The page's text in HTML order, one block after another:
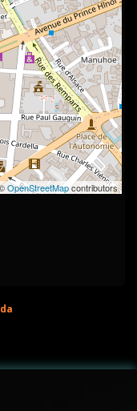
OpenStreetMapcontributors